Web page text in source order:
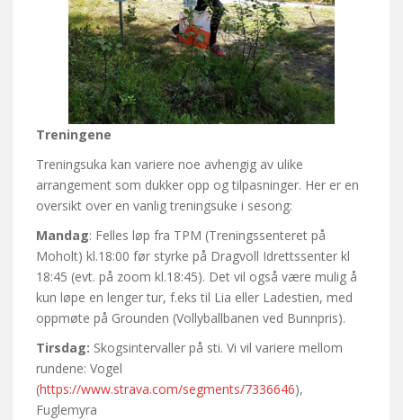
Treningene
Treningsuka kan variere noe avhengig av ulike
arrangement som dukker opp og tilpasninger. Her er en
oversikt over en vanlig treningsuke i sesong:
Mandag: Felles løp fra TPM (Treningssenteret på
Moholt) kl.18:00 før styrke på Dragvoll Idrettssenter kl
18:45 (evt. på zoom kl.18:45). Det vil også være mulig å
kun løpe en lenger tur, f.eks til Lia eller Ladestien, med
oppmøte på Grounden (Vollyballbanen ved Bunnpris).
Tirsdag: Skogsintervaller på sti. Vi vil variere mellom
rundene: Vogel
(https://www.strava.com/segments/7336646),
Fuglemyra